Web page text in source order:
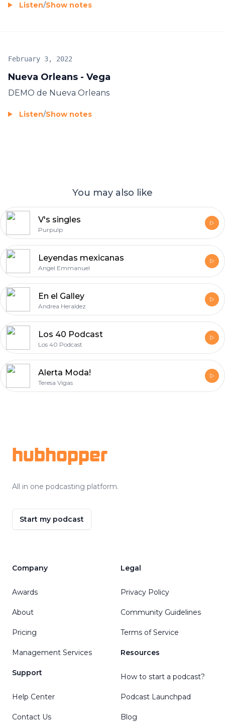
Listen/Show notes
Nueva Orleans - Vega
February 3, 2022
DEMO de Nueva Orleans
Listen/Show notes
You may also like
V's singles
Purpulp
Leyendas mexicanas
Angel Emmanuel
En el Galley
Andrea Heraldez
Los 40 Podcast
Los 40 Podcast
Alerta Moda!
Teresa Vigas
hubhopper
All in one podcasting platform.
Start my podcast
Company
Awards
About
Pricing
Management Services
Support
Help Center
Contact Us
Legal
Privacy Policy
Community Guidelines
Terms of Service
Resources
How to start a podcast?
Podcast Launchpad
Blog